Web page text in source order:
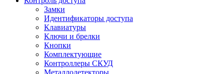
Замки
Идентификаторы доступа
Клавиатуры
Ключи и брелки
Кнопки
Комплектующие
Контроллеры СКУД
Металлодетекторы